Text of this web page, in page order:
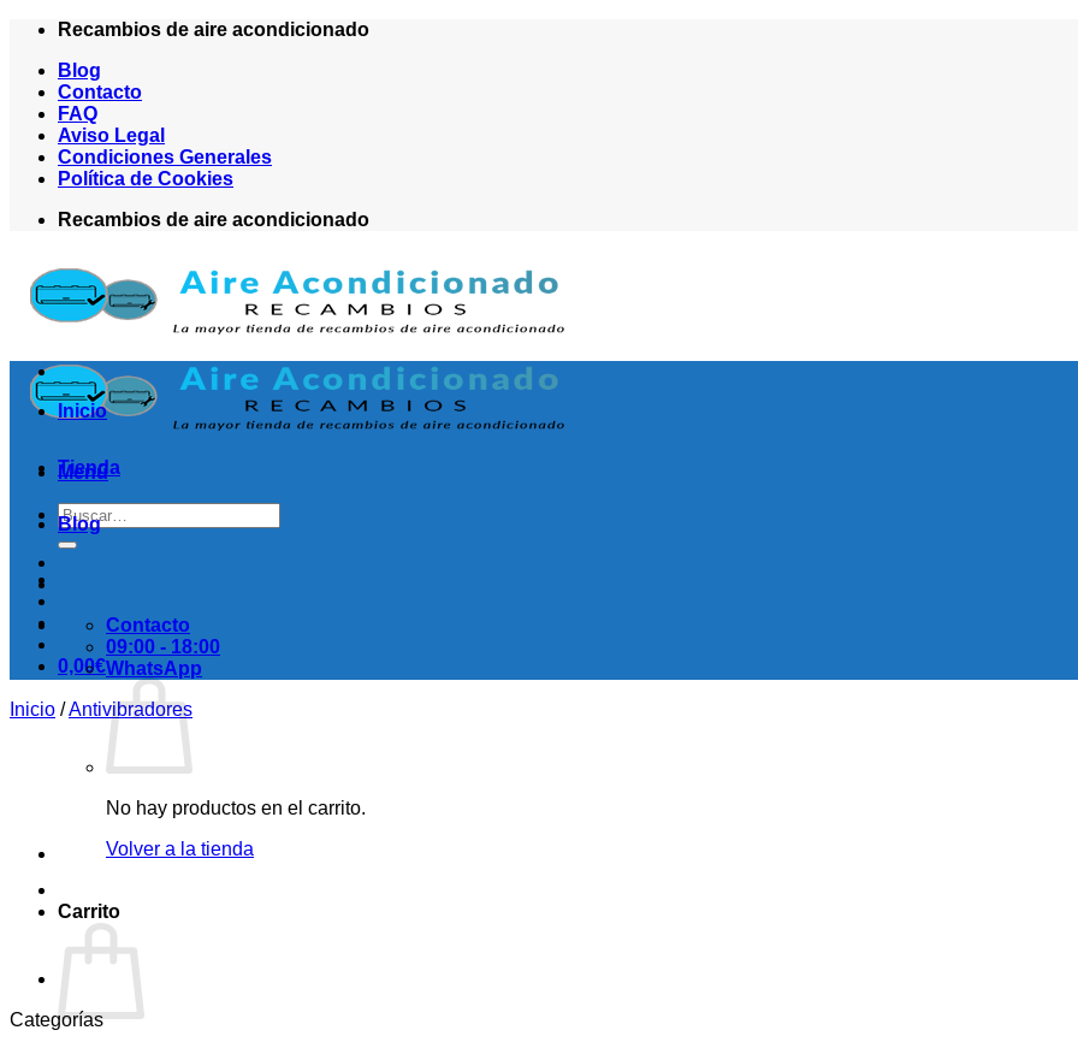
Saltar
contenido
Recambios de aire acondicionado
Blog
Contacto
FAQ
Aviso Legal
Condiciones Generales
Política de Cookies
Recambios de aire acondicionado
Menú
Buscar
por:
0,00€
No hay productos en el carrito.
Volver a la tienda
Carrito
Inicio
Tienda
Blog
Contacto
09:00 - 18:00
WhatsApp
Inicio /Antivibradores
Categorías